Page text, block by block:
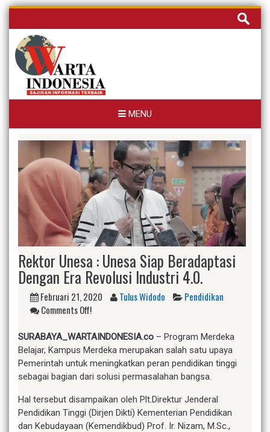
Skip
content
Cari
untuk:
MENU
Rektor Unesa : Unesa Siap Beradaptasi
Dengan Era Revolusi Industri 4.0.
Februari 21, 2020 Tulus Widodo
Pendidikan
Comments Off!
SURABAYA_WARTAINDONESIA.co – Program Merdeka
Belajar, Kampus Merdeka merupakan salah satu upaya
Pemerintah untuk meningkatkan peran pendidikan tinggi
sebagai bagian dari solusi permasalahan bangsa.
Hal tersebut disampaikan oleh Plt.Direktur Jenderal
Pendidikan Tinggi (Dirjen Dikti) Kementerian Pendidikan
dan Kebudayaan (Kemendikbud) Prof. Ir. Nizam, M.Sc.,